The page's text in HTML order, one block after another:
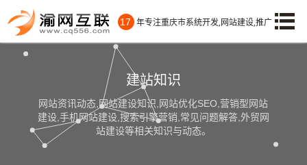
17 年专注重庆市系统开发,网站建设,推广
建站知识
网站资讯动态,网站建设知识,网站优化SEO,营销型网站
建设,手机网站建设,搜索引擎营销,常见问题解答,外贸网
站建设等相关知识与动态。